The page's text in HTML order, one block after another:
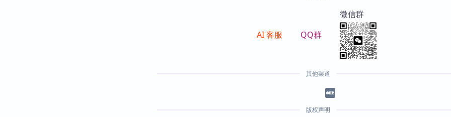
AI 客服 QQ群
微信群
其他渠道
版权声明